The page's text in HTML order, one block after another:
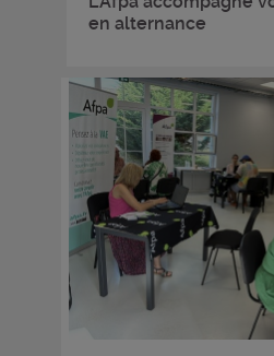
en alternance